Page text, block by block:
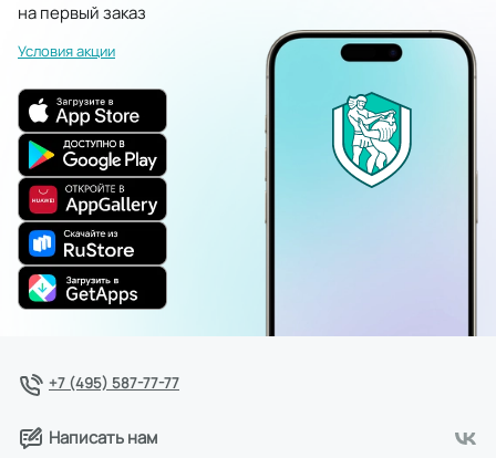
на первый заказ
Условия акции
+7 (495) 587-77-77
Написать нам